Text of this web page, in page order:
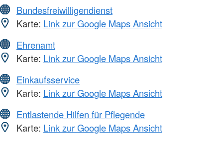
Bundesfreiwilligendienst
Karte: Link zur Google Maps Ansicht
Ehrenamt
Karte: Link zur Google Maps Ansicht
Einkaufsservice
Karte: Link zur Google Maps Ansicht
Entlastende Hilfen für Pflegende
Karte: Link zur Google Maps Ansicht